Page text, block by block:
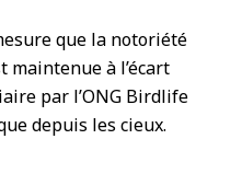
que la notoriété
maintenue à l’écart
par l’ONG Birdlife
depuis les cieux.